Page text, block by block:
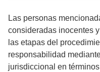
Las personas
consideradas inocentes
las etapas del
responsabilidad
jurisdiccional en términos